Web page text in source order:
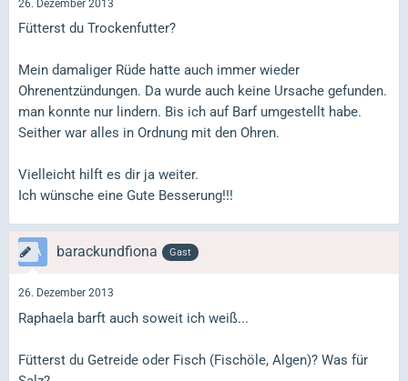
26. Dezember 2013
Fütterst du Trockenfutter?
Mein damaliger Rüde hatte auch immer wieder
Ohrenentzündungen. Da wurde auch keine Ursache gefunden.
man konnte nur lindern. Bis ich auf Barf umgestellt habe.
Seither war alles in Ordnung mit den Ohren.
Vielleicht hilft es dir ja weiter.
Ich wünsche eine Gute Besserung!!!
barackundfiona Gast
26. Dezember 2013
Raphaela barft auch soweit ich weiß...
Fütterst du Getreide oder Fisch (Fischöle, Algen)? Was für